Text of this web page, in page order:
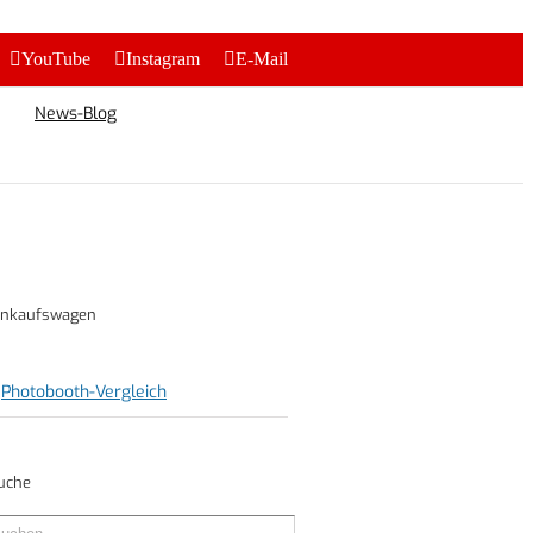
YouTube Instagram E-Mail
News-Blog
Photobooth-Vergleich